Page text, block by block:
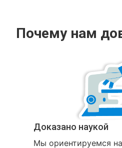
Почему нам
Доказано наукой
Мы ориентируемся